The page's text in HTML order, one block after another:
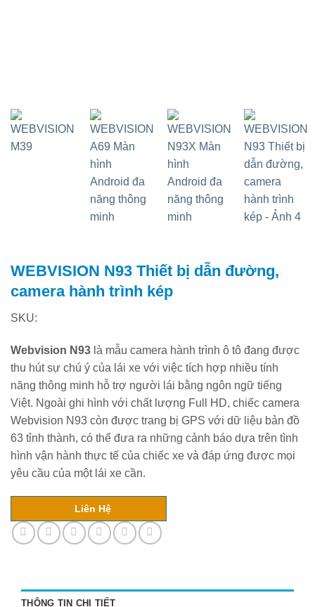
WEBVISION N93 Thiết bị dẫn đường,
camera hành trình kép
SKU:
Webvision N93 là mẫu camera hành trình ô tô đang được
thu hút sự chú ý của lái xe với việc tích hợp nhiều tính
năng thông minh hỗ trợ người lái bằng ngôn ngữ tiếng
Việt. Ngoài ghi hình với chất lượng Full HD, chiếc camera
Webvision N93 còn được trang bị GPS với dữ liệu bản đồ
63 tỉnh thành, có thể đưa ra những cảnh báo dựa trên tình
hình vận hành thực tế của chiếc xe và đáp ứng được mọi
yêu cầu của một lái xe cần.
Liên Hệ
THÔNG TIN CHI TIẾT